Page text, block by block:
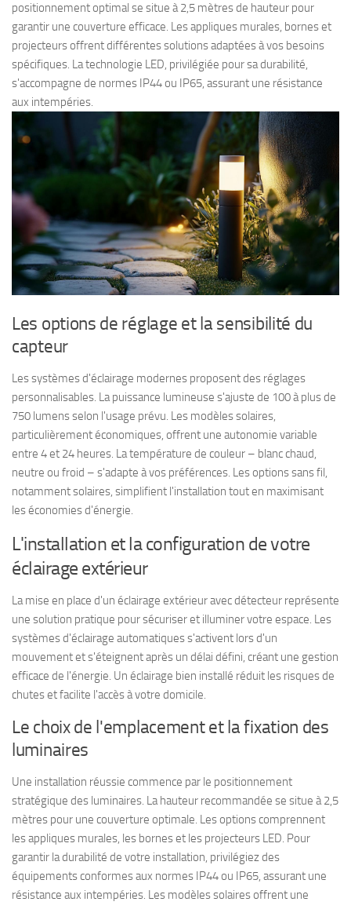
positionnement optimal se situe à 2,5 mètres de hauteur pour
garantir une couverture efficace. Les appliques murales, bornes et
projecteurs offrent différentes solutions adaptées à vos besoins
spécifiques. La technologie LED, privilégiée pour sa durabilité,
s'accompagne de normes IP44 ou IP65, assurant une résistance
aux intempéries.
Les options de réglage et la sensibilité du
capteur
Les systèmes d'éclairage modernes proposent des réglages
personnalisables. La puissance lumineuse s'ajuste de 100 à plus de
750 lumens selon l'usage prévu. Les modèles solaires,
particulièrement économiques, offrent une autonomie variable
entre 4 et 24 heures. La température de couleur – blanc chaud,
neutre ou froid – s'adapte à vos préférences. Les options sans fil,
notamment solaires, simplifient l'installation tout en maximisant
les économies d'énergie.
L'installation et la configuration de votre
éclairage extérieur
La mise en place d'un éclairage extérieur avec détecteur représente
une solution pratique pour sécuriser et illuminer votre espace. Les
systèmes d'éclairage automatiques s'activent lors d'un
mouvement et s'éteignent après un délai défini, créant une gestion
efficace de l'énergie. Un éclairage bien installé réduit les risques de
chutes et facilite l'accès à votre domicile.
Le choix de l'emplacement et la fixation des
luminaires
Une installation réussie commence par le positionnement
stratégique des luminaires. La hauteur recommandée se situe à 2,5
mètres pour une couverture optimale. Les options comprennent
les appliques murales, les bornes et les projecteurs LED. Pour
garantir la durabilité de votre installation, privilégiez des
équipements conformes aux normes IP44 ou IP65, assurant une
résistance aux intempéries. Les modèles solaires offrent une